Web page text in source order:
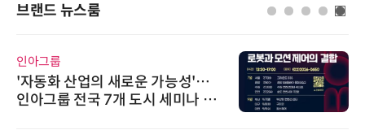
브랜드 뉴스룸
인아그룹
'자동화 산업의 새로운 가능성'…
인아그룹 전국 7개 도시 세미나 페